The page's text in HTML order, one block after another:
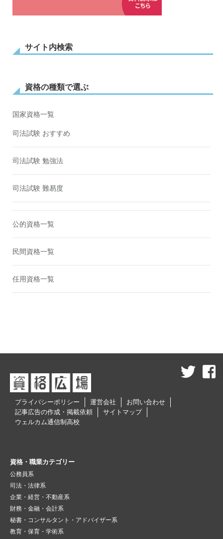
サイト内検索
資格の種類で選ぶ
国家資格一覧
司法試験 おすすめ
司法試験 勉強法
司法試験 難易度
公的資格一覧
民間資格一覧
任用資格一覧
プライバシーポリシー 運営会社
お問い合わせ
記事広告の作成・掲載依頼
サイトマップ
ウェルカム通信制高校
資格・職業カテゴリー
公務員系
司法・法律系
企業・経営・不動産系
財務・金融・会計系
秘書・コンサルタント・アドバイザー系
教育・保育・学術系